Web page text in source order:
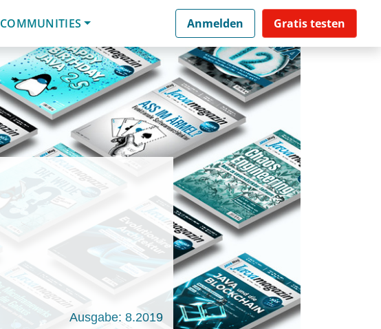
COMMUNITIES Anmelden Gratis testen
Ausgabe: 8.2019